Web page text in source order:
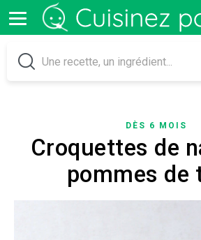
DÈS 6 MOIS
Croquettes de
pommes de